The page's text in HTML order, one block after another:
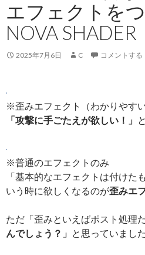
エフェクトを
NOVA SHADER
2025年7月6日 C コメントする
※歪みエフェクト（わかりやす
「攻撃に手ごたえが欲しい！」 と
※普通のエフェクトのみ
「基本的なエフェクトは付けた
いう時に欲しくなるのが歪みエ
ただ「歪みといえばポスト処理
んでしょう？」 と思っていました